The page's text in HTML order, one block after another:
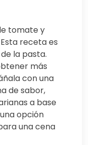
tomate y
receta es
la pasta.
más
con una
de sabor,
a base
opción
una cena